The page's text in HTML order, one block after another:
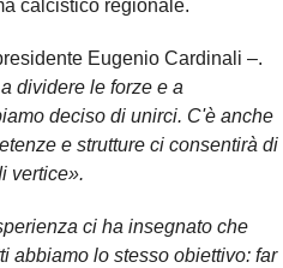
calcistico regionale.
Eugenio Cardinali –.
dividere le forze e a
deciso di unirci. C'è anche
e strutture ci consentirà di
vertice».
ci ha insegnato che
abbiamo lo stesso obiettivo: far